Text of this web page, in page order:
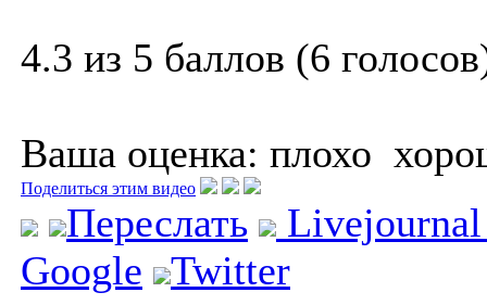
4.3 из 5 баллов (6
Ваша оценка: плохо
Поделиться этим видео
Переслать
Google
Twitter